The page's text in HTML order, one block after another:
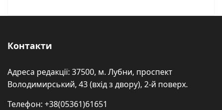
Контакти
Адреса редакції: 37500, м. Лубни, проспект
Володимирський, 43 (вхід з двору), 2-й поверх.
Телефон: +38(05361)61651